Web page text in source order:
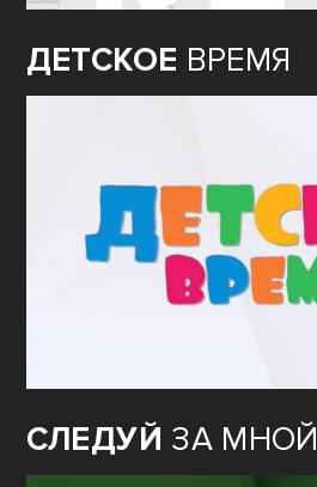
ДЕТСКОЕ ВРЕМЯ
СЛЕДУЙ ЗА МНОЙ